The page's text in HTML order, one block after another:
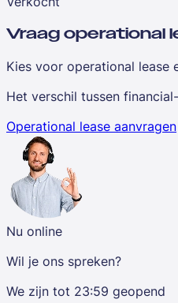
Vraag operational
Kies voor operational lease
Het verschil tussen
Operational lease aanvragen
Nu online
Wil je ons spreken?
We zijn tot 23:59 geopend